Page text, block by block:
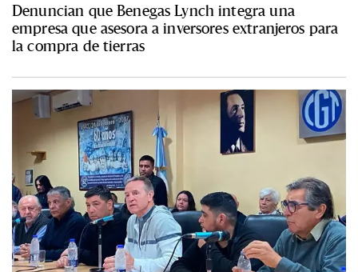
Denuncian que Benegas Lynch integra una
empresa que asesora a inversores extranjeros para
la compra de tierras